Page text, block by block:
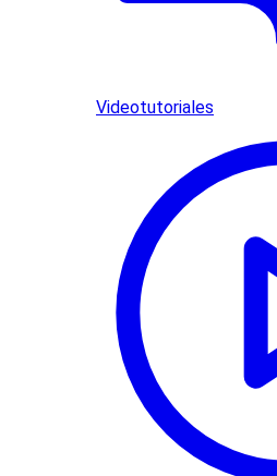
Videotutoriales